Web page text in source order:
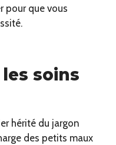
pour que vous
soins
hérité du jargon
des petits maux